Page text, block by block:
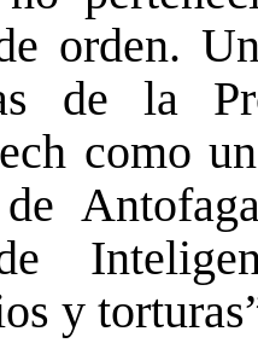
orden.
de la
como
y